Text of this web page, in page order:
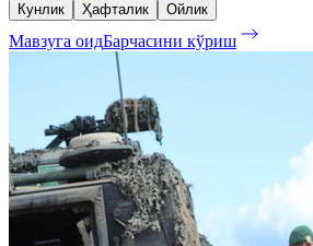
Кунлик Ҳафталик Ойлик
Мавзуга оидБарчасини кўриш